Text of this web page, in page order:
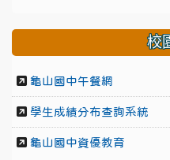
校
龜山國中午餐網
學生成績分布查詢系統
龜山國中資優教育